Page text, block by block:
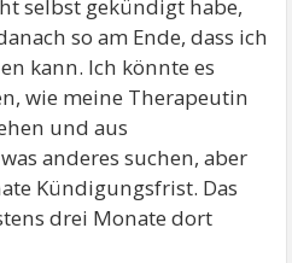
selbst gekündigt habe,
so am Ende, dass ich
kann. Ich könnte es
wie meine Therapeutin
und aus
anderes suchen, aber
Kündigungsfrist. Das
drei Monate dort